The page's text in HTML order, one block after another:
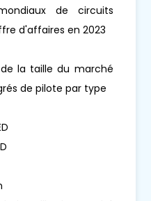
de circuits
d'affaires en 2023
de la taille du marché
de pilote par type